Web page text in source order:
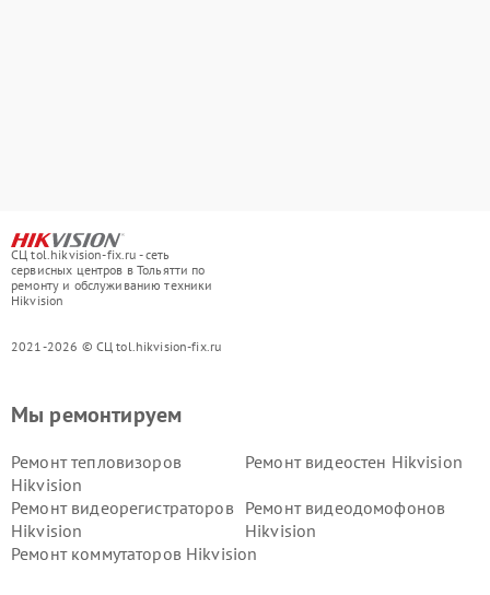
СЦ tol.hikvision-fix.ru - сеть
сервисных центров в Тольятти по
ремонту и обслуживанию техники
Hikvision
2021-2026 © СЦ tol.hikvision-fix.ru
Мы ремонтируем
Ремонт тепловизоров
Hikvision
Ремонт видеостен Hikvision
Ремонт видеорегистраторов
Hikvision
Ремонт видеодомофонов
Hikvision
Ремонт коммутаторов Hikvision